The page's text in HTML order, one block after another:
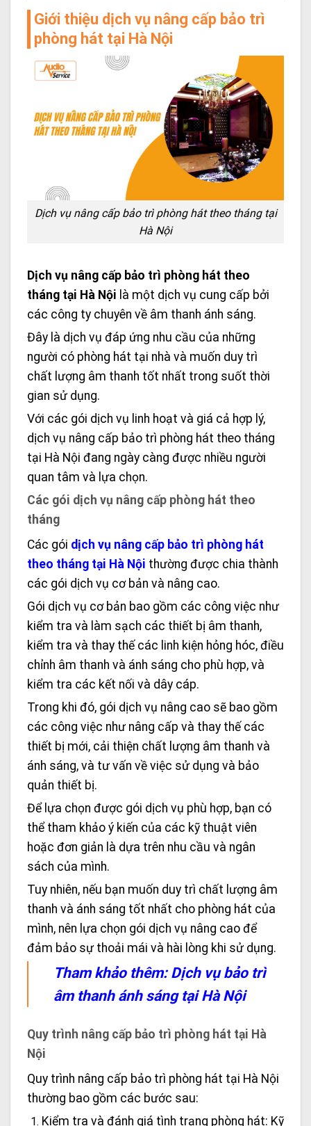
Giới thiệu dịch vụ nâng cấp bảo trì
phòng hát tại Hà Nội
Dịch vụ nâng cấp bảo trì phòng hát theo tháng tại
Hà Nội
Dịch vụ nâng cấp bảo trì phòng hát theo
tháng tại Hà Nội là một dịch vụ cung cấp bởi
các công ty chuyên về âm thanh ánh sáng.
Đây là dịch vụ đáp ứng nhu cầu của những
người có phòng hát tại nhà và muốn duy trì
chất lượng âm thanh tốt nhất trong suốt thời
gian sử dụng.
Với các gói dịch vụ linh hoạt và giá cả hợp lý,
dịch vụ nâng cấp bảo trì phòng hát theo tháng
tại Hà Nội đang ngày càng được nhiều người
quan tâm và lựa chọn.
Các gói dịch vụ nâng cấp phòng hát theo
tháng
Các gói dịch vụ nâng cấp bảo trì phòng hát
theo tháng tại Hà Nội thường được chia thành
các gói dịch vụ cơ bản và nâng cao.
Gói dịch vụ cơ bản bao gồm các công việc như
kiểm tra và làm sạch các thiết bị âm thanh,
kiểm tra và thay thế các linh kiện hỏng hóc, điều
chỉnh âm thanh và ánh sáng cho phù hợp, và
kiểm tra các kết nối và dây cáp.
Trong khi đó, gói dịch vụ nâng cao sẽ bao gồm
các công việc như nâng cấp và thay thế các
thiết bị mới, cải thiện chất lượng âm thanh và
ánh sáng, và tư vấn về việc sử dụng và bảo
quản thiết bị.
Để lựa chọn được gói dịch vụ phù hợp, bạn có
thể tham khảo ý kiến của các kỹ thuật viên
hoặc đơn giản là dựa trên nhu cầu và ngân
sách của mình.
Tuy nhiên, nếu bạn muốn duy trì chất lượng âm
thanh và ánh sáng tốt nhất cho phòng hát của
mình, nên lựa chọn gói dịch vụ nâng cao để
đảm bảo sự thoải mái và hài lòng khi sử dụng.
Tham khảo thêm:Dịch vụ bảo trì
âm thanh ánh sáng tại Hà Nội
Quy trình nâng cấp bảo trì phòng hát tại Hà
Nội
Quy trình nâng cấp bảo trì phòng hát tại Hà Nội
thường bao gồm các bước sau:
Kiểm tra và đánh giá tình trạng phòng hát: Kỹ